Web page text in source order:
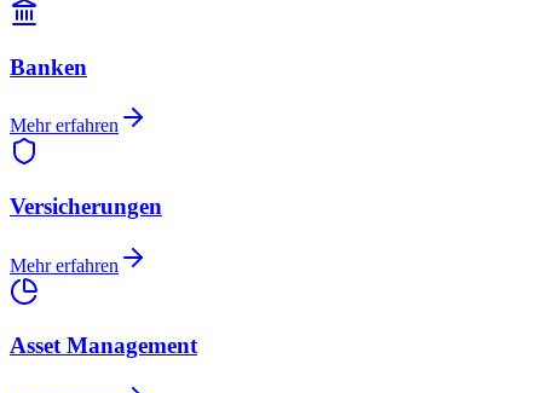
Banken
Mehr erfahren
Versicherungen
Mehr erfahren
Asset Management